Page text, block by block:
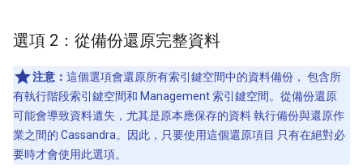
選項 2：從備份還原完整資料
注意： 這個選項會還原所有索引鍵空間中的資料備份， 包含所
有執行階段索引鍵空間和 Management 索引鍵空間。從備份還原
可能會導致資料遺失，尤其是原本應保存的資料 執行備份與還原作
業之間的 Cassandra。因此，只要使用這個還原項目 只有在絕對必
要時才會使用此選項。